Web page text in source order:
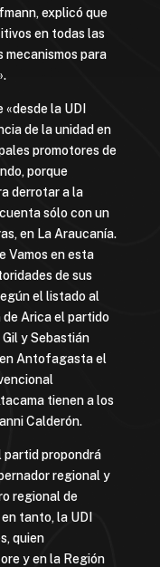
explicó que
en todas las
mecanismos para
la UDI
de la unidad en
promotores de
porque
derrotar a la
sólo con un
en La Araucanía.
Vamos en esta
de sus
el listado al
de Arica el partido
y Sebastián
Antofagasta el
tienen a los
Calderón.
partid propondrá
regional y
regional de
tanto, la UDI
quien
y en la Región